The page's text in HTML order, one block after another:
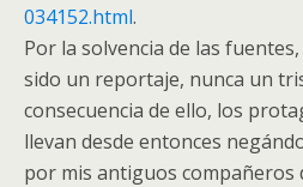
034152.html.
Por la solvencia de las
sido un reportaje, nunca un
consecuencia de ello, los
llevan desde entonces
por mis antiguos compañeros